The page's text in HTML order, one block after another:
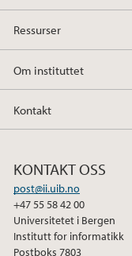
Ressurser
Om instituttet
Kontakt
KONTAKT OSS
post@ii.uib.no
+47 55 58 42 00
Universitetet i Bergen
Institutt for informatikk
Postboks 7803